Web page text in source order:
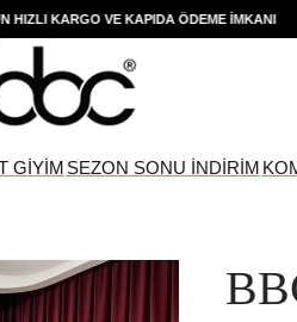
KARGO VE KAPIDA ÖDEME İMKANI
GİYİM SEZON SONU İNDİRİM